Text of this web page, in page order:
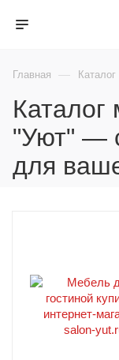
Главная — Каталог
Каталог
"Уют" —
для